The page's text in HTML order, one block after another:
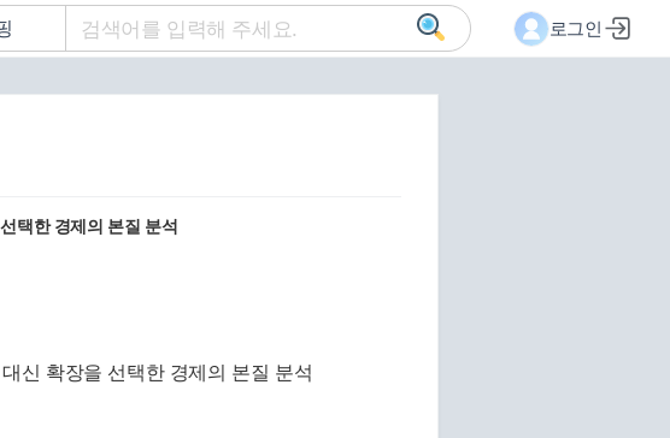
로그인
택한 경제의 본질 분석